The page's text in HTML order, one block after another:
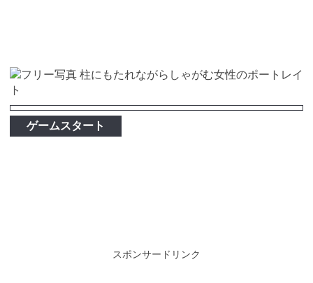
ゲームスタート
スポンサードリンク